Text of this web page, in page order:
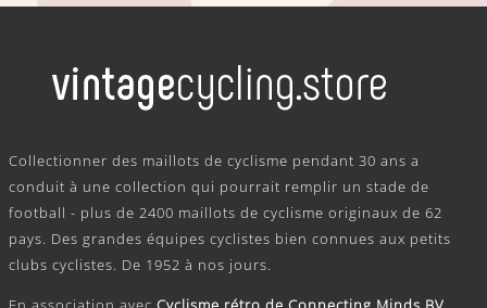
Collectionner des maillots de cyclisme pendant 30 ans a
conduit à une collection qui pourrait remplir un stade de
football - plus de 2400 maillots de cyclisme originaux de 62
pays. Des grandes équipes cyclistes bien connues aux petits
clubs cyclistes. De 1952 à nos jours.